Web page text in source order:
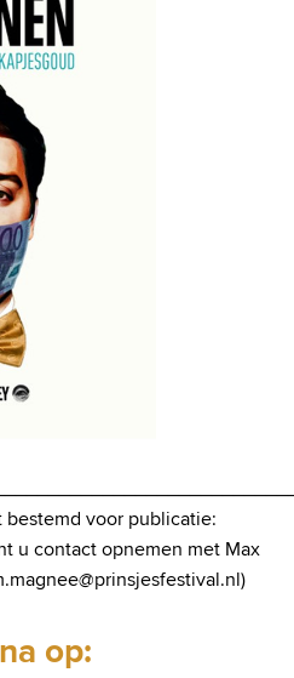
voor publicatie:
u contact opnemen met Max
op: